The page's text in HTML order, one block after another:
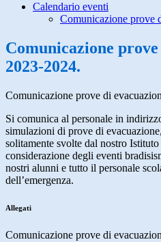
Calendario eventi
Comunicazione prove
Comunicazione
2023-2024.
Comunicazione prove di
Si comunica al personale in
simulazioni di prove di
solitamente svolte dal nostro
considerazione degli eventi
nostri alunni e tutto il personale
dell’emergenza.
Allegati
Comunicazione prove di